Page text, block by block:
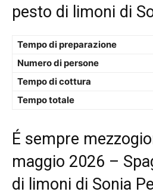
pesto di limoni di
Tempo di preparazione
Numero di persone
Tempo di cottura
Tempo totale
É sempre
maggio 2026 –
di limoni di Sonia